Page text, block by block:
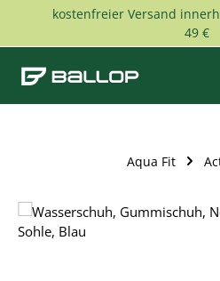
Zum Hauptinhalt springen
kostenfreier Versand
49 €
Aqua Fit
Bildergalerie überspringen